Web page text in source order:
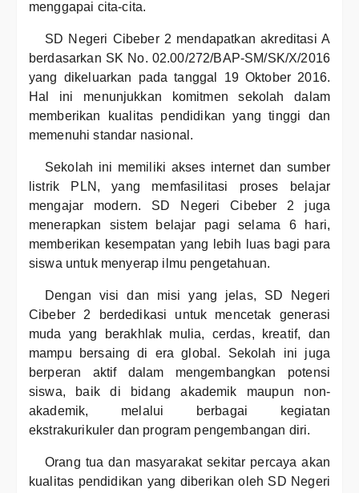
menggapai cita-cita.
SD Negeri Cibeber 2 mendapatkan akreditasi A
berdasarkan SK No. 02.00/272/BAP-SM/SK/X/2016
yang dikeluarkan pada tanggal 19 Oktober 2016.
Hal ini menunjukkan komitmen sekolah dalam
memberikan kualitas pendidikan yang tinggi dan
memenuhi standar nasional.
Sekolah ini memiliki akses internet dan sumber
listrik PLN, yang memfasilitasi proses belajar
mengajar modern. SD Negeri Cibeber 2 juga
menerapkan sistem belajar pagi selama 6 hari,
memberikan kesempatan yang lebih luas bagi para
siswa untuk menyerap ilmu pengetahuan.
Dengan visi dan misi yang jelas, SD Negeri
Cibeber 2 berdedikasi untuk mencetak generasi
muda yang berakhlak mulia, cerdas, kreatif, dan
mampu bersaing di era global. Sekolah ini juga
berperan aktif dalam mengembangkan potensi
siswa, baik di bidang akademik maupun non-
akademik, melalui berbagai kegiatan
ekstrakurikuler dan program pengembangan diri.
Orang tua dan masyarakat sekitar percaya akan
kualitas pendidikan yang diberikan oleh SD Negeri